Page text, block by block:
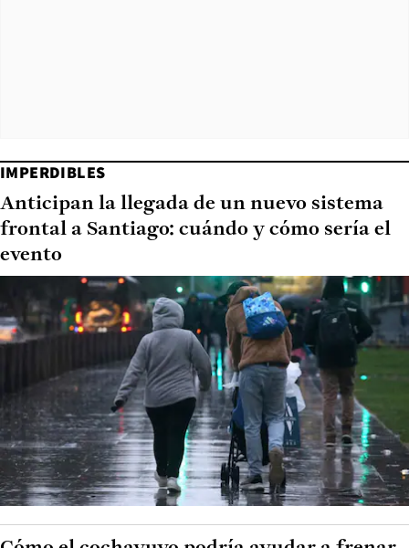
IMPERDIBLES
Anticipan la llegada de un nuevo sistema
frontal a Santiago: cuándo y cómo sería el
evento